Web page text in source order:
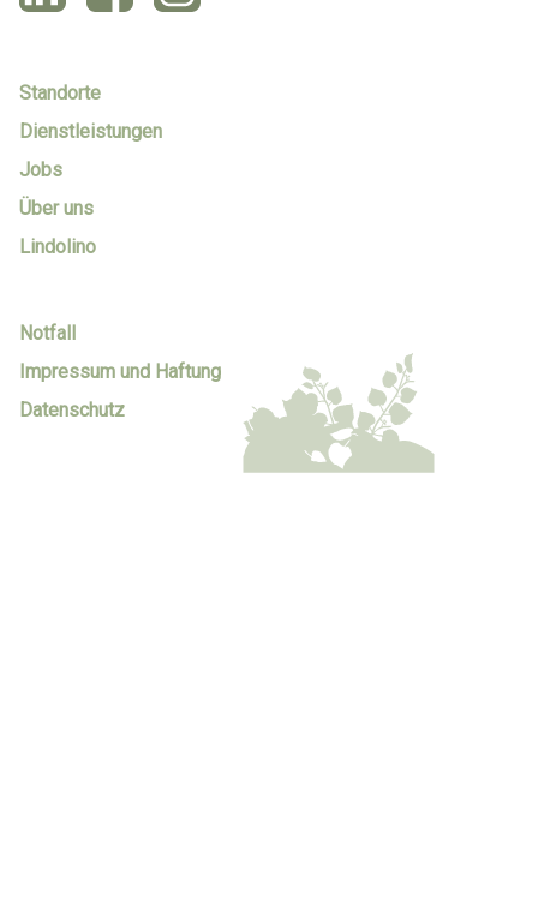
Standorte
Dienstleistungen
Jobs
Über uns
Lindolino
Notfall
Impressum und Haftung
Datenschutz